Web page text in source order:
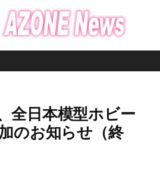
全日本模型ホビー
のお知らせ（終